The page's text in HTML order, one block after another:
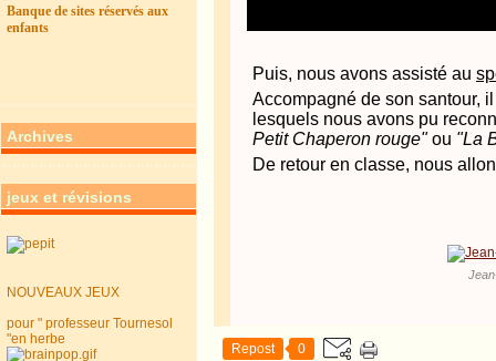
Banque de sites réservés aux
enfants
Archives
jeux et révisions
NOUVEAUX JEUX
pour " professeur Tournesol
"en herbe
Puis, nous avons assisté au
Accompagné de son santour,
lesquels nous avons pu
Petit Chaperon rouge"ou "La
De retour en classe, nous
Repost 0